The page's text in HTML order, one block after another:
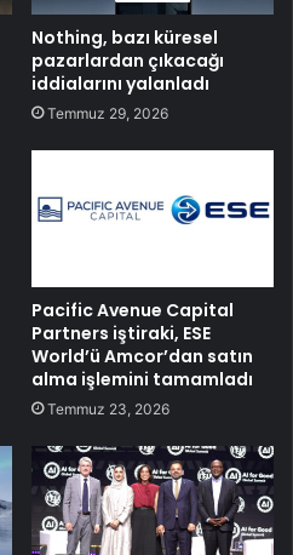
Nothing, bazı küresel
pazarlardan çıkacağı
iddialarını yalanladı
Temmuz 29, 2026
Pacific Avenue Capital
Partners iştiraki, ESE
World’ü Amcor’dan satın
alma işlemini tamamladı
Temmuz 23, 2026